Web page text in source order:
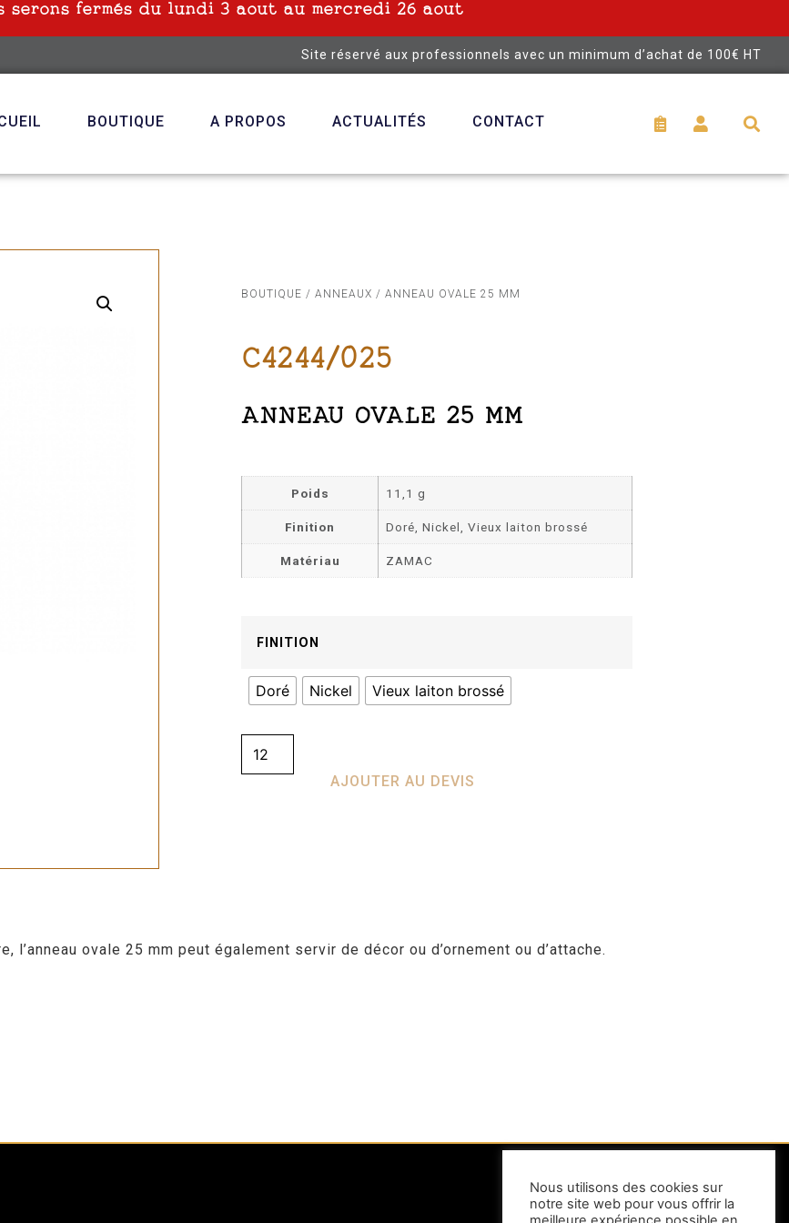
serons fermés du lundi 3 aout au mercredi 26 aout
Site réservé aux professionnels avec un minimum d’achat de 100€ HT
BOUTIQUE A PROPOS ACTUALITÉS CONTACT
BOUTIQUE / ANNEAUX / ANNEAU OVALE 25 MM
C4244/025
ANNEAU OVALE 25 MM
Poids 11,1 g
Finition Doré, Nickel, Vieux laiton brossé
Matériau ZAMAC
FINITION
Doré Nickel Vieux laiton brossé
AJOUTER AU DEVIS
ovale 25 mm peut également servir de décor ou d’ornement ou d’attache.
INFORMATIONS
Nous utilisons des cookies sur
notre site web pour vous offrir la